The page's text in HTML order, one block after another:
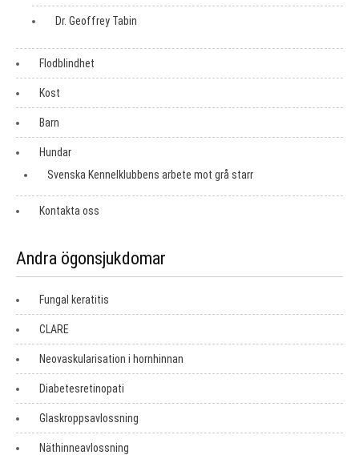
Dr. Geoffrey Tabin
Flodblindhet
Kost
Barn
Hundar
Svenska Kennelklubbens arbete mot grå starr
Kontakta oss
Andra ögonsjukdomar
Fungal keratitis
CLARE
Neovaskularisation i hornhinnan
Diabetesretinopati
Glaskroppsavlossning
Näthinneavlossning